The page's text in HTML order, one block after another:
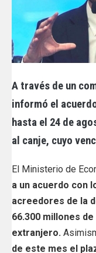
A través de un
informó el
hasta el 24 de
al canje, cuyo
El Ministerio de
a un acuerdo con
acreedores de la
66.300 millones
extranjero.
de este mes el